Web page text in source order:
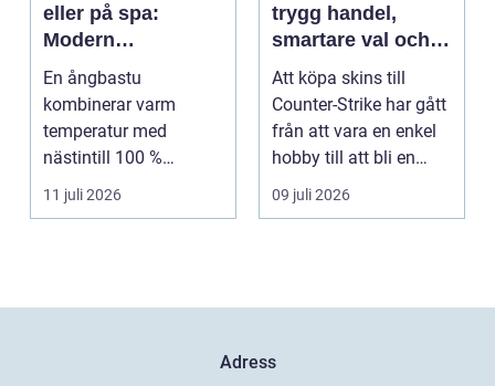
eller på spa:
Modern
återhämtning med
uråldrig logik
En ångbastu
kombinerar varm
temperatur med
nästintill 100 %
luftfuktighet för att
sk...
11 juli 2026
trygg handel,
smartare val och
bättre affärer
Att köpa skins till
Counter-Strike har gått
från att vara en enkel
hobby till att bli en
egen liten ...
09 juli 2026
Adress